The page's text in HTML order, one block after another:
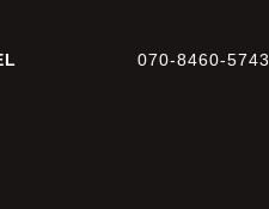
070-8460-5743